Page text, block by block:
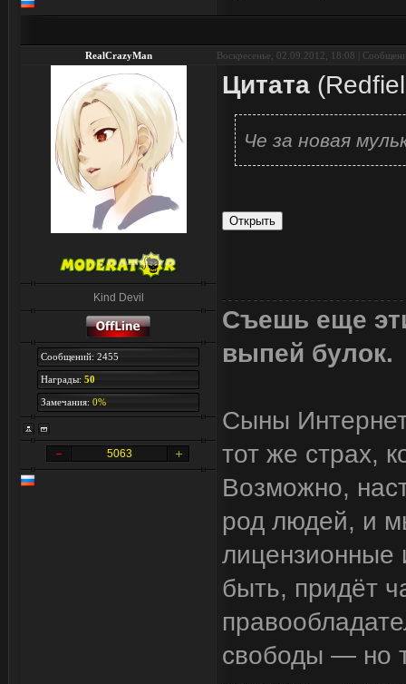
RealCrazyMan Воскресенье, 02.09.2012, 18:08 |
Kind Devil
Сообщений: 2455
Награды: 50
Замечания: 0%
5063
Цитата (
Че за новая
Съешь еще
выпей булок.
Сыны
тот же страх,
Возможно,
род людей, и
лицензионные
быть, придёт
свободы — но